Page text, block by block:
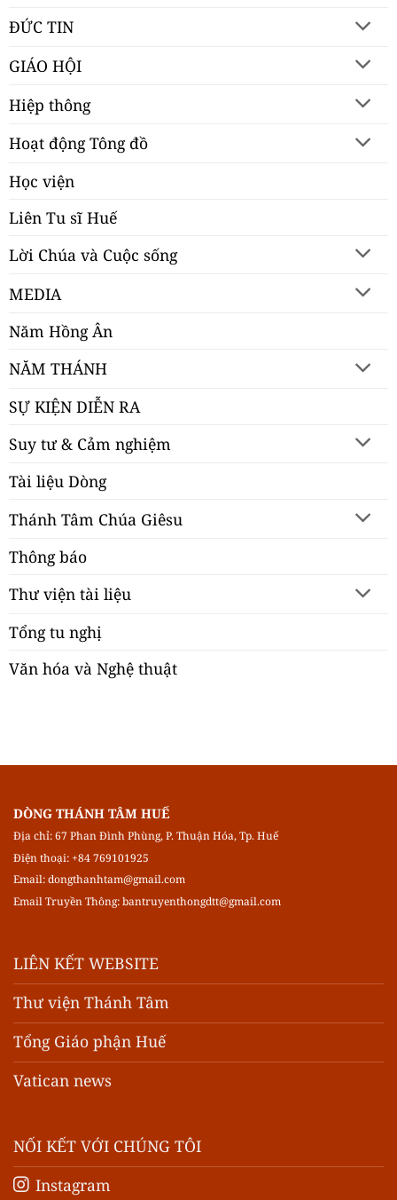
ĐỨC TIN
GIÁO HỘI
Hiệp thông
Hoạt động Tông đồ
Học viện
Liên Tu sĩ Huế
Lời Chúa và Cuộc sống
MEDIA
Năm Hồng Ân
NĂM THÁNH
SỰ KIỆN DIỄN RA
Suy tư & Cảm nghiệm
Tài liệu Dòng
Thánh Tâm Chúa Giêsu
Thông báo
Thư viện tài liệu
Tổng tu nghị
Văn hóa và Nghệ thuật
DÒNG THÁNH TÂM HUẾ
Địa chỉ: 67 Phan Đình Phùng, P. Thuận Hóa, Tp. Huế
Điện thoại: +84 769101925
Email:dongthanhtam@gmail.com
Email Truyền Thông:bantruyenthongdtt@gmail.com
LIÊN KẾT WEBSITE
Thư viện Thánh Tâm
Tổng Giáo phận Huế
Vatican news
NỐI KẾT VỚI CHÚNG TÔI
Instagram